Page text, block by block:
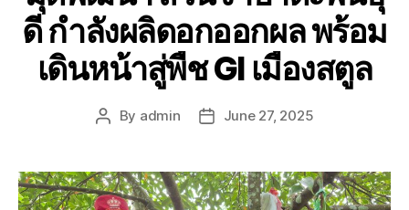
ดี กำลังผลิดอกออกผล พร้อม
เดินหน้าสู่พืช GI เมืองสตูล
By admin June 27, 2025